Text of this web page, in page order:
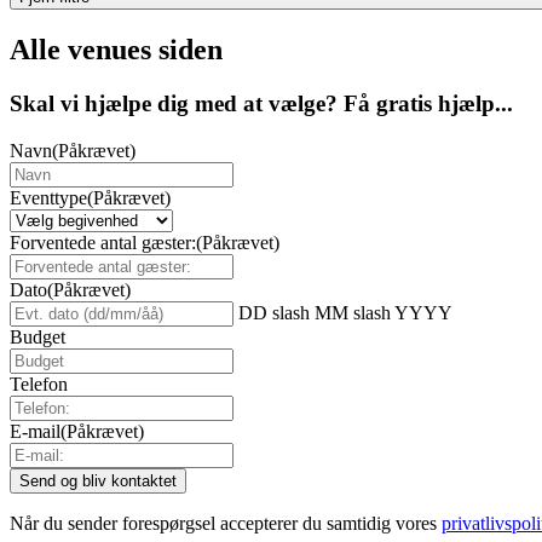
Alle venues siden
Skal vi hjælpe dig med at vælge? Få gratis hjælp...
Navn(Påkrævet)
Eventtype(Påkrævet)
Forventede antal gæster:(Påkrævet)
Dato(Påkrævet)
DD slash MM slash YYYY
Budget
Telefon
E-mail(Påkrævet)
Når du sender forespørgsel accepterer du samtidig vores